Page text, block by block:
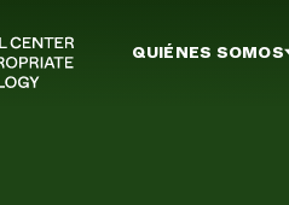
QUIÉNES SOMOS